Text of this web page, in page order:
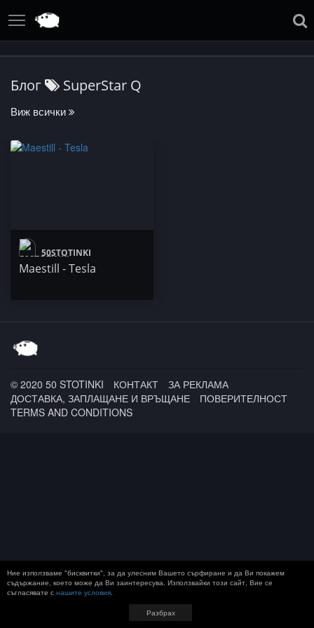
Блог SuperStar Q
Виж всички
50STOTINKI
Maestill - Tesla
© 2020 50 STOTINKI КОНТАКТ
ЗА РЕКЛАМА
ДОСТАВКА, ЗАПЛАЩАНЕ И ВРЪЩАНЕ
ПОВЕРИТЕЛНОСТ
TERMS AND CONDITIONS
Ние използваме "бисквитки", за да улесним Вашето сърфиране и да Ви покажем
съдържание, което може да Ви заинтересува. Използвайки този сайт, Вие се
съгласявате с нашите условия.
Разбрах